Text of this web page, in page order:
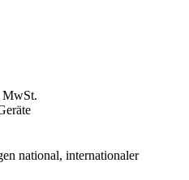
MwSt.
national, internationaler